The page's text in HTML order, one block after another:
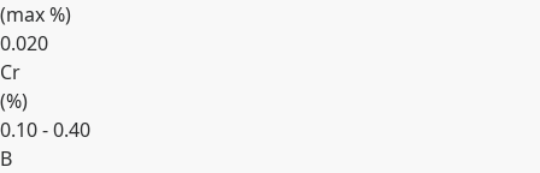
(max%)
0.020
Cr
(%)
0.10 - 0.40
B